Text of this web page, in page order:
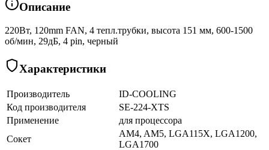
Описание
220Вт, 120mm FAN, 4 тепл.трубки, высота 151 мм, 600-1500
об/мин, 29дБ, 4 pin, черный
Характеристики
Производитель
ID-COOLING
Код производителя
SE-224-XTS
Применение
для процессора
Сокет
AM4, AM5, LGA115X, LGA1200,
LGA1700